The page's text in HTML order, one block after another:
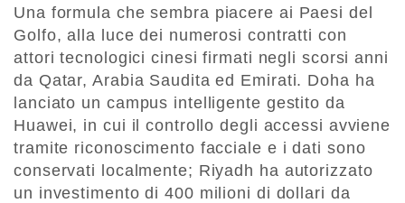
Una formula che sembra piacere ai Paesi del
Golfo, alla luce dei numerosi contratti con
attori tecnologici cinesi firmati negli scorsi anni
da Qatar, Arabia Saudita ed Emirati. Doha ha
lanciato un campus intelligente gestito da
Huawei, in cui il controllo degli accessi avviene
tramite riconoscimento facciale e i dati sono
conservati localmente; Riyadh ha autorizzato
un investimento di 400 milioni di dollari da